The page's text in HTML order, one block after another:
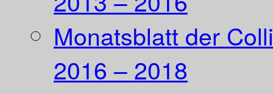
Monatsblatt der
2016 – 2018